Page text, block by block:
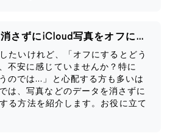
【iPhone】写真を消さずにiCloud写真をオフにする方法
たいけれど、「オフにするとどう
不安に感じていませんか？特に
のでは…」と心配する方も多いは
は、写真などのデータを消さずに
る方法を紹介します。お役に立て